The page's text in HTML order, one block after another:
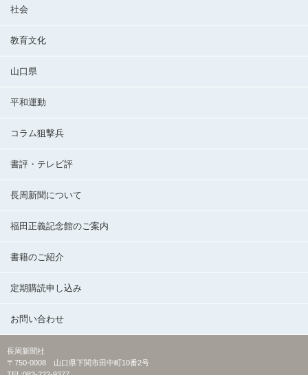
社会
教育文化
山口県
平和運動
コラム狙撃兵
書評・テレビ評
長周新聞について
福田正義記念館のご案内
書籍のご紹介
定期購読申し込み
お問い合わせ
長周新聞社
〒750-0008 山口県下関市田中町10番2号